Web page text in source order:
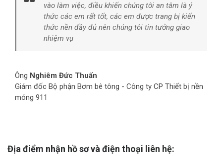
vào làm việc, điều khiến chúng tôi an tâm là ý
thức các em rất tốt, các em được trang bị kiến
thức nền đầy đủ nên chúng tôi tin tưởng giao
nhiệm vụ
Ông Nghiêm Đức Thuấn
Giám đốc Bộ phận Bơm bê tông - Công ty CP Thiết bị nền
móng 911
Địa điểm nhận hồ sơ và điện thoại liên hệ: